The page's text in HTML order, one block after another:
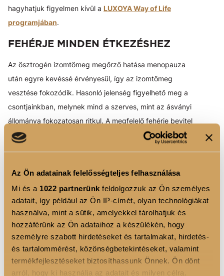
Az Ön adatainak felelősségteljes felhasználása
Mi és a 1022 partnerünk feldolgozzuk az Ön személyes
adatait, így például az Ön IP-címét, olyan technológiákat
használva, mint a sütik, amelyekkel tárolhatjuk és
hozzáférünk az Ön adataihoz a készülékén, hogy
személyre szabott hirdetéseket és tartalmakat, hirdetés-
és tartalommérést, közönségbetekintéseket, valamint
termékfejlesztéseket biztosíthassunk Önnek. Ön dönt
arról, hogy ki használja az adatait és milyen célra.
hagyhatjuk figyelmen kívül a LUXOYA Way of Life
programjában.
FEHÉRJE MINDEN ÉTKEZÉSHEZ
Az ösztrogén izomtömeg megőrző hatása menopauza
után egyre kevéssé érvényesül, így az izomtömeg
vesztése fokozódik. Hasonló jelenség figyelhető meg a
csontjainkban, melynek mind a szerves, mint az ásványi
állománya fokozatosan ritkul. A megfelelő fehérje bevitel
segít az izom, a csonttömeg, és a mozgás örömének
bevitelt növelni kell. 60 éves kor fölött a fiatalkorifehérje
mennyiség akár duplájára is szükség lehet ahhoz, hogy
kondíciónkat és formánkat megőrizzük.
ANTIOXIDÁNSOK
A gyulladásos folyamatok, a szervezetünket mindennap
érő vegyi támadás, a gyógyszerek többségének